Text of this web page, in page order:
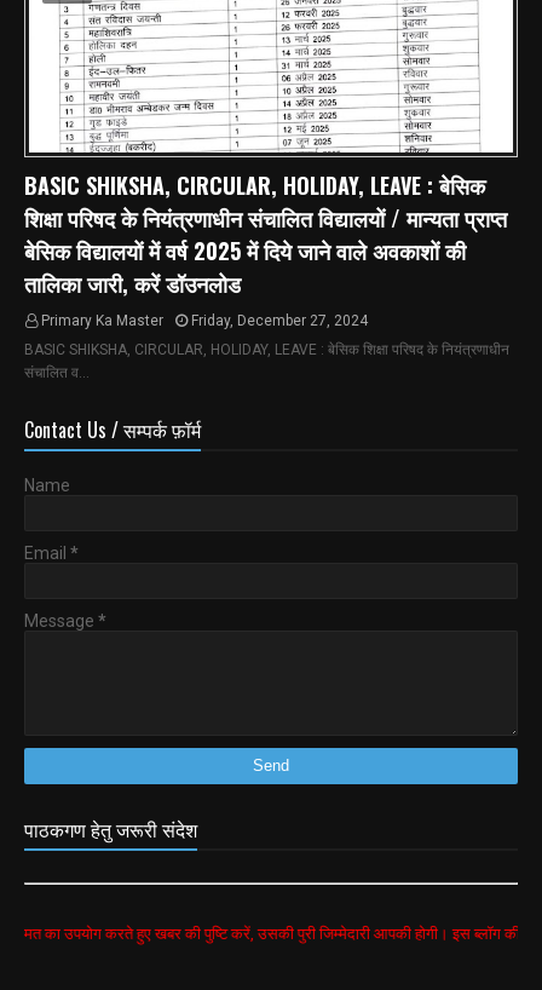
BASIC SHIKSHA, CIRCULAR, HOLIDAY, LEAVE : बेसिक
शिक्षा परिषद के नियंत्रणाधीन संचालित विद्यालयों / मान्यता प्राप्त
बेसिक विद्यालयों में वर्ष 2025 में दिये जाने वाले अवकाशों की
तालिका जारी, करें डॉउनलोड
Primary Ka Master
Friday, December 27, 2024
BASIC SHIKSHA, CIRCULAR, HOLIDAY, LEAVE : बेसिक शिक्षा परिषद के नियंत्रणाधीन
संचालित व…
Contact Us / सम्पर्क फ़ॉर्म
Name
Email *
Message *
पाठकगण हेतु जरूरी संदेश
करते हुए खबर की पुष्टि करें, उसकी पुरी जिम्मेदारी आपकी होगी। इस ब्लॉग की सभी